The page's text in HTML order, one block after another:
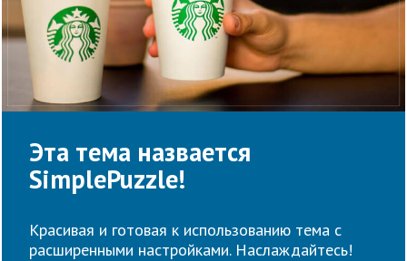
Эта тема назвается
SimplePuzzle!
Красивая и готовая к использованию тема с
расширенными настройками. Наслаждайтесь!